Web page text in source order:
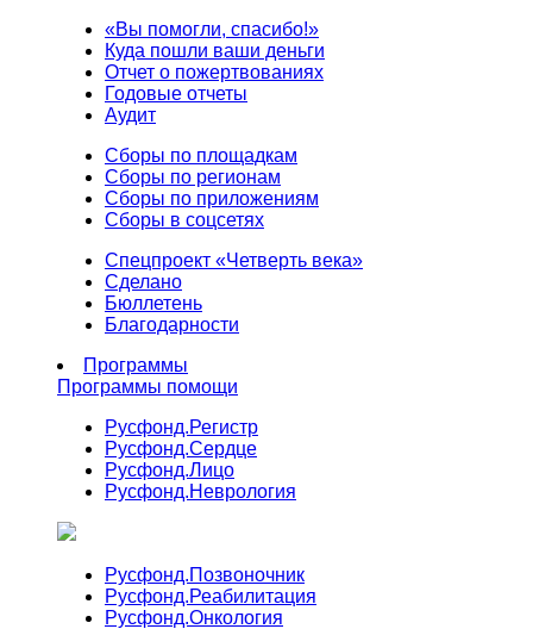
«Вы помогли, спасибо!»
Куда пошли ваши деньги
Отчет о пожертвованиях
Годовые отчеты
Аудит
Сборы по площадкам
Сборы по регионам
Сборы по приложениям
Сборы в соцсетях
Спецпроект «Четверть века»
Сделано
Бюллетень
Благодарности
Программы
Программы помощи
Русфонд.Регистр
Русфонд.Сердце
Русфонд.Лицо
Русфонд.Неврология
Русфонд.Позвоночник
Русфонд.Реабилитация
Русфонд.Онкология